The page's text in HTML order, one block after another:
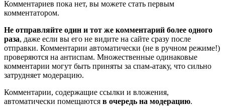
Комментариев пока нет, вы можете стать первым
комментатором.
Не отправляйте один и тот же комментарий более одного
раза, даже если вы его не видите на сайте сразу после
отправки. Комментарии автоматически (не в ручном режиме!)
проверяются на антиспам. Множественные одинаковые
комментарии могут быть приняты за спам-атаку, что сильно
затрудняет модерацию.
Комментарии, содержащие ссылки и вложения,
автоматически помещаются в очередь на модерацию.